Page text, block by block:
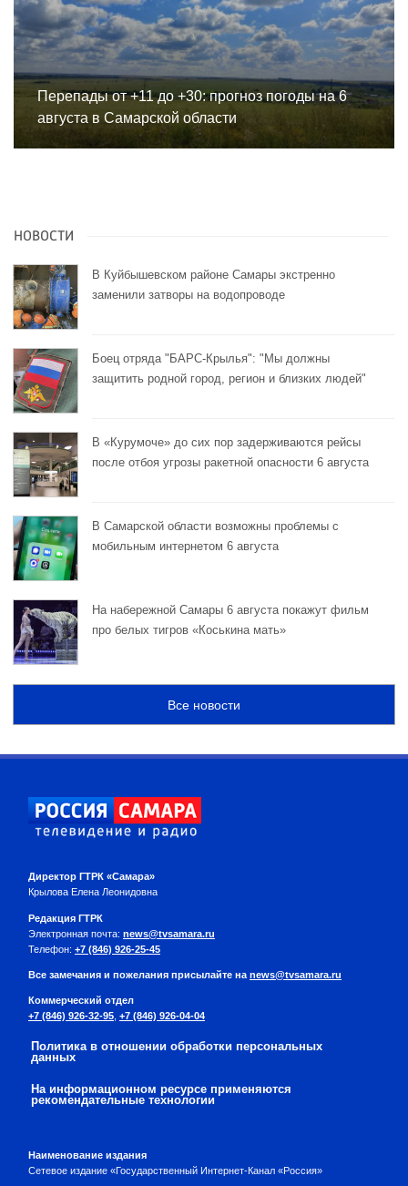
Перепады от +11 до +30: прогноз погоды на 6
августа в Самарской области
НОВОСТИ
В Куйбышевском районе Самары экстренно
заменили затворы на водопроводе
Боец отряда "БАРС-Крылья": "Мы должны
защитить родной город, регион и близких людей"
В «Курумоче» до сих пор задерживаются рейсы
после отбоя угрозы ракетной опасности 6 августа
В Самарской области возможны проблемы с
мобильным интернетом 6 августа
На набережной Самары 6 августа покажут фильм
про белых тигров «Коськина мать»
Все новости
Директор ГТРК «Самара»
Крылова Елена Леонидовна
Редакция ГТРК
Электронная почта: news@tvsamara.ru
Телефон: +7 (846) 926-25-45
Все замечания и пожелания присылайте на news@tvsamara.ru
Коммерческий отдел
+7 (846) 926-32-95 +7 (846) 926-04-04
Политика в отношении обработки персональных
данных
На информационном ресурсе применяются
рекомендательные технологии
Наименование издания
Сетевое издание «Государственный Интернет-Канал «Россия»